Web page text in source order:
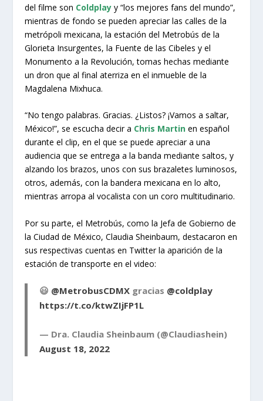
del filme son Coldplay y “los mejores fans del mundo”,
mientras de fondo se pueden apreciar las calles de la
metrópoli mexicana, la estación del Metrobús de la
Glorieta Insurgentes, la Fuente de las Cibeles y el
Monumento a la Revolución, tomas hechas mediante
un dron que al final aterriza en el inmueble de la
Magdalena Mixhuca.
“No tengo palabras. Gracias. ¿Listos? ¡Vamos a saltar,
México!”, se escucha decir a Chris Martin en español
durante el clip, en el que se puede apreciar a una
audiencia que se entrega a la banda mediante saltos, y
alzando los brazos, unos con sus brazaletes luminosos,
otros, además, con la bandera mexicana en lo alto,
mientras arropa al vocalista con un coro multitudinario.
Por su parte, el Metrobús, como la Jefa de Gobierno de
la Ciudad de México, Claudia Sheinbaum, destacaron en
sus respectivas cuentas en Twitter la aparición de la
estación de transporte en el video:
😃 @MetrobusCDMX gracias @coldplay
https://t.co/ktwZIjFP1L
— Dra. Claudia Sheinbaum (@Claudiashein)
August 18, 2022